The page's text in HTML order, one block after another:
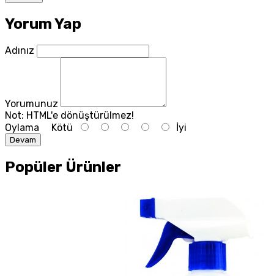
Yorum Yap
Adınız
Yorumunuz
Not: HTML'e dönüştürülmez!
Oylama Kötü İyi
Devam
Popüler Ürünler